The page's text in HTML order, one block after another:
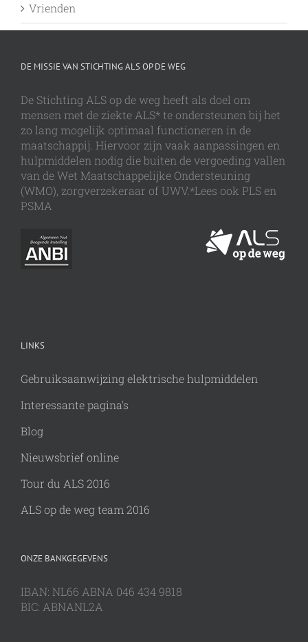
Vrienden
DE MISSIE VAN STICHTING ALS OP DE WEG
De Stichting ALS op de weg heeft als doel om
mensen met de ziekte ALS* te ondersteunen bij het
zo lang mogelijk optimaal functioneren in de
maatschappij. Hiervoor zijn vaak aanpassingen en
hulpmiddelen nodig die buiten de vergoeding vallen
van de Wet Maatschappelijke Ondersteuning
(WMO), zorgverzekeraar of UWV.*Lees ook PLS en
PSMA
LINKS
Gebruiksaanwijzing elektrische hulpmiddelen
Interessante pagina's
Blog
Nieuwsbrief online
Tour du ALS 2016
ALS op de weg team 2016
ONZE BANKGEGEVENS
IBAN: NL66 ABNA 046 434 9818
BIC: ABNANL2A